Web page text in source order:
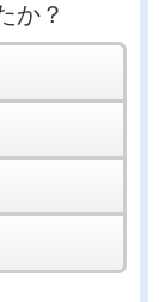
か？